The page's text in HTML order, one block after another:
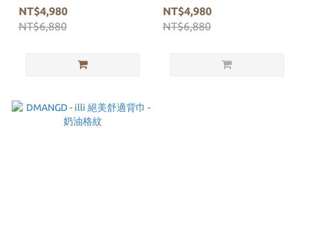
NT$4,980
NT$6,880
NT$4,980
NT$6,880